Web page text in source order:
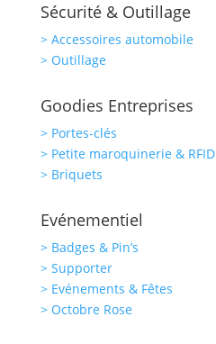
Sécurité & Outillage
> Accessoires automobile
> Outillage
Goodies Entreprises
> Portes-clés
> Petite maroquinerie & RFID
> Briquets
Evénementiel
> Badges & Pin’s
> Supporter
> Evénements & Fêtes
> Octobre Rose